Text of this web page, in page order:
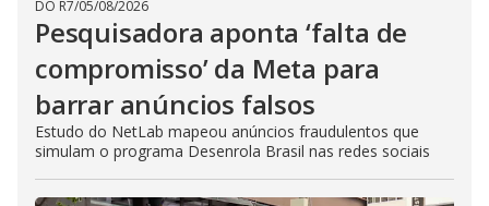
DO R7/05/08/2026
Pesquisadora aponta ‘falta de
compromisso’ da Meta para
barrar anúncios falsos
Estudo do NetLab mapeou anúncios fraudulentos que
simulam o programa Desenrola Brasil nas redes sociais